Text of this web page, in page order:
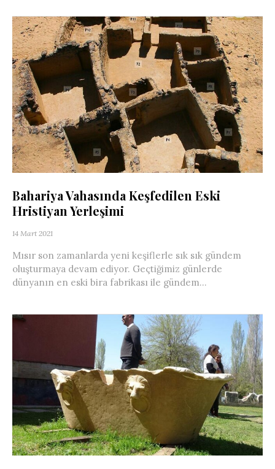
Bahariya Vahasında Keşfedilen Eski
Hristiyan Yerleşimi
14 Mart 2021
Mısır son zamanlarda yeni keşiflerle sık sık gündem
oluşturmaya devam ediyor. Geçtiğimiz günlerde
dünyanın en eski bira fabrikası ile gündem...